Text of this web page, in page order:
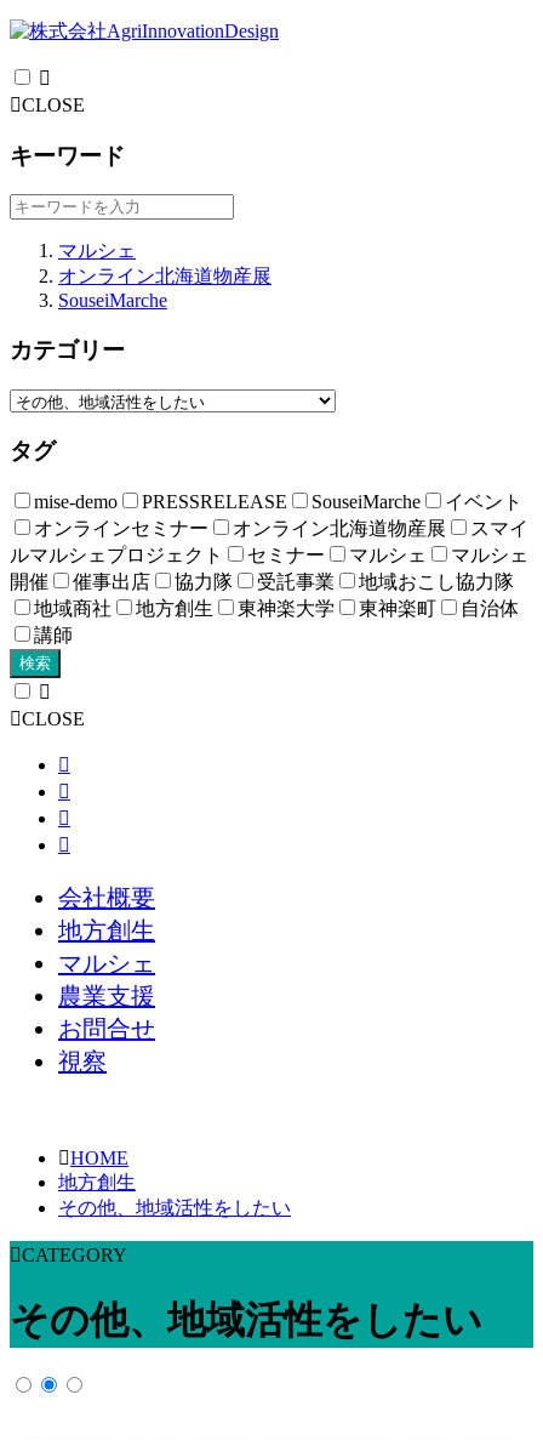
CLOSE
キーワード
マルシェ
オンライン北海道物産展
SouseiMarche
カテゴリー
タグ
mise-demo PRESSRELEASE SouseiMarche
イベント
オンラインセミナー
オンライン北海道物産展
スマイ
ルマルシェプロジェクト
セミナー マルシェ
マルシェ
開催
催事出店 協力隊 受託事業
地域おこし協力隊
地域商社
地方創生 東神楽大学 東神楽町
自治体
講師
検索
CLOSE
会社概要
地方創生
マルシェ
農業支援
お問合せ
視察
HOME
地方創生
その他、地域活性をしたい
CATEGORY
その他、地域活性をしたい